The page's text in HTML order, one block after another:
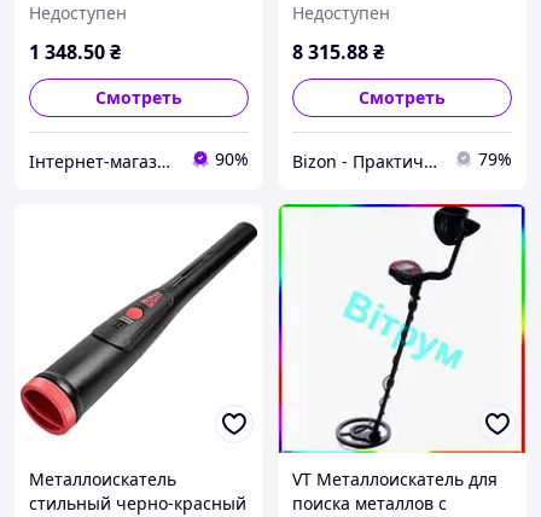
глубиной обнаружения 5
см и индикатором заряда
Недоступен
1 348.50₴
Смотреть
Інтернет-магазин ALL CLOTHES 90%
индикатор заряда
батареи 6 6 кГц BZN
Недоступен
8 315.88₴
Смотреть
Bizon - Практичные решения для дома и сада! 79%
Металлоискатель
стильный черно-красный
VT Металлоискатель для
поиска металлов с